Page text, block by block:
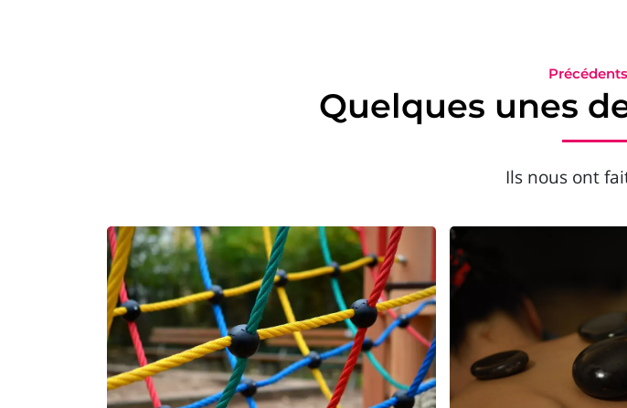
Quelques unes
Ils nous ont